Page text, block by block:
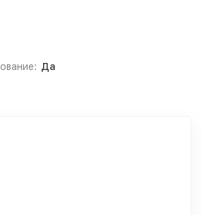
Да